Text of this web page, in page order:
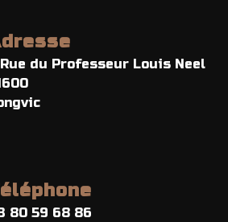
du Professeur Louis Neel
80 59 68 86